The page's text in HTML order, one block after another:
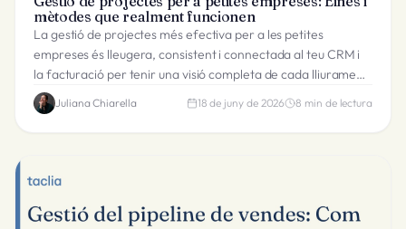
mètodes que realment funcionen
La gestió de projectes més efectiva per a les petites
empreses és lleugera, consistent i connectada al teu CRM i
la facturació per tenir una visió completa de cada lliurament
al client.
Juliana Chiarella 18 de juny de 2026 8 min de lectura